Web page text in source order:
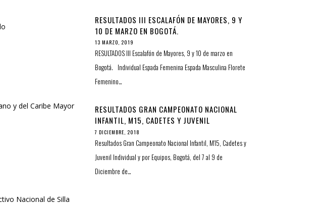
y del Caribe Mayor
Nacional de Silla
RESULTADOS III ESCALAFÓN DE MAYORES, 9 Y
10 DE MARZO EN BOGOTÁ.
13 MARZO, 2019
RESULTADOS III Escalafón de Mayores, 9 y 10 de marzo en
Bogotá. Individual Espada Femenina Espada Masculina Florete
Femenino…
RESULTADOS GRAN CAMPEONATO NACIONAL
INFANTIL, M15, CADETES Y JUVENIL
INDIVIDUAL Y POR EQUIPOS
7 DICIEMBRE, 2018
Resultados Gran Campeonato Nacional Infantil, M15, Cadetes y
Juvenil Individual y por Equipos, Bogotá, del 7 al 9 de
Diciembre de…